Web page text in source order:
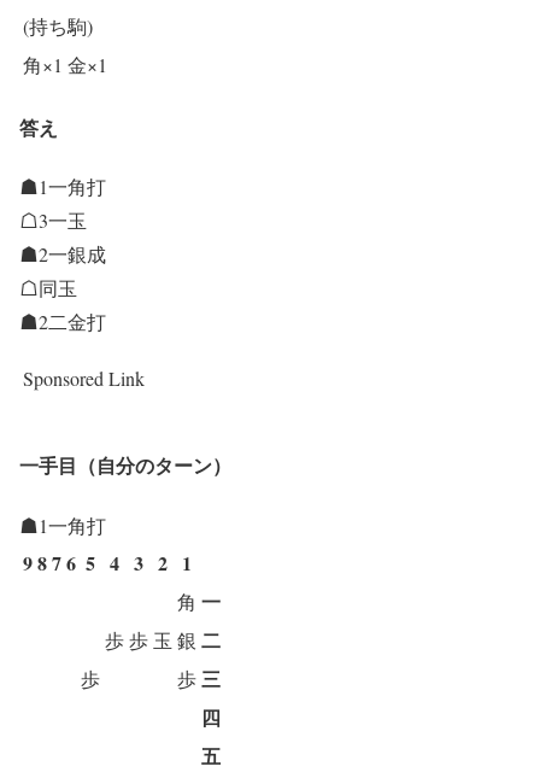
(持ち駒)
角×1 金×1
答え
☗1一角打
☖3一玉
☗2一銀成
☖同玉
☗2二金打
Sponsored Link
一手目（自分のターン）
☗1一角打
9876 5 4 3 2 1
角 一
歩歩 玉 銀 二
歩 歩 三
四
五